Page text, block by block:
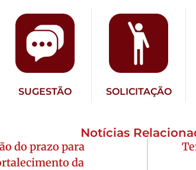
SUGESTÃO SOLICITAÇÃO
Notícias
do prazo para
da